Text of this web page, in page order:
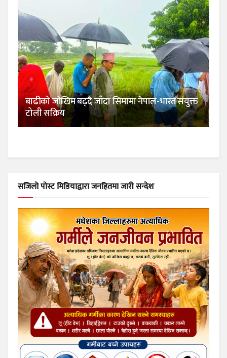
बाढीको जोखिम बढ्दै जाँदा सिमामा नेपाल-भारत संयुक्त
टोली सक्रिय
सजिलो पोस्ट मिडियाद्वारा जनहितमा जारी सन्देश